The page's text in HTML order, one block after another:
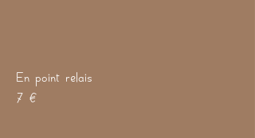
En point relais
7 €